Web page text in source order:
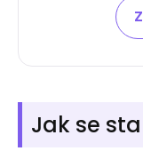
Jak se